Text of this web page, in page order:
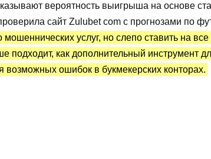
вероятность выигрыша на основе
сайт Zulubet com с прогнозами по
услуг, но слепо ставить на все
подходит, как дополнительный инструмент
возможных ошибок в букмекерских конторах.